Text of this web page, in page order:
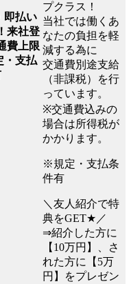
払い
来社登
費上限
支払
プクラス！
当社では働くあ
なたの負担を軽
減する為に
交通費別途支給
（非課税）を行
っています。
※交通費込みの
場合は所得税が
かかります。
※規定・支払条
件有
＼友人紹介で特
典をGET★／
⇒紹介した方に
【10万円】、さ
れた方に【5万
円】をプレゼン